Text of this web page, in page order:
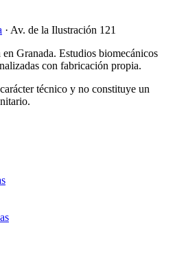
· Av. de la Ilustración 121
Granada. Estudios biomecánicos
con fabricación propia.
técnico y no constituye un